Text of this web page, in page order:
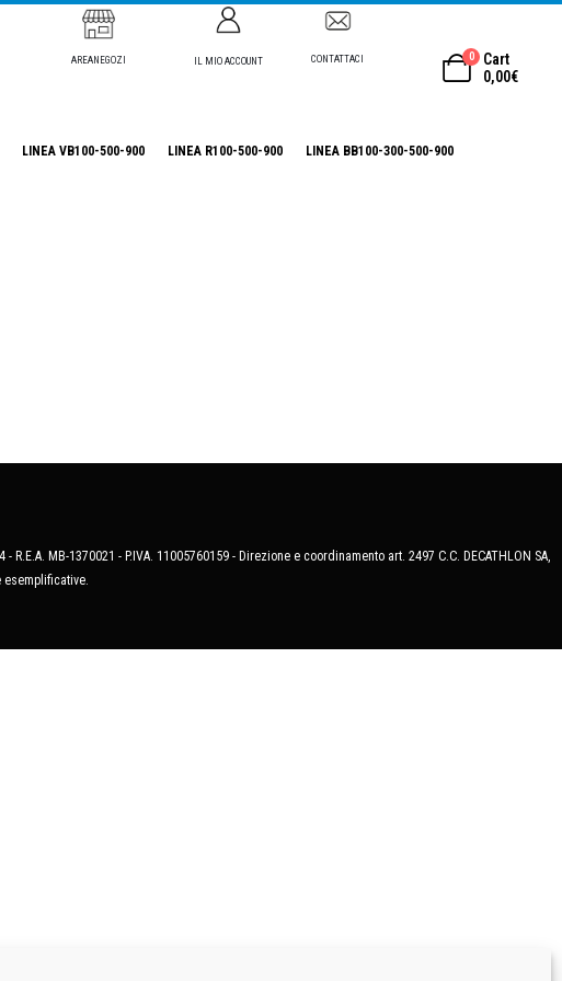
AREANEGOZI IL MIO ACCOUNT CONTATTACI 0
Cart
0,00€
LINEA VB100-500-900 LINEA R100-500-900 LINEA BB100-300-500-900
MB-1370021 - P.IVA. 11005760159 - Direzione e coordinamento art. 2497 C.C. DECATHLON SA,
esemplificative.